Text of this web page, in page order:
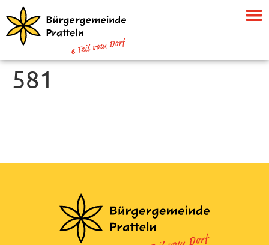
581